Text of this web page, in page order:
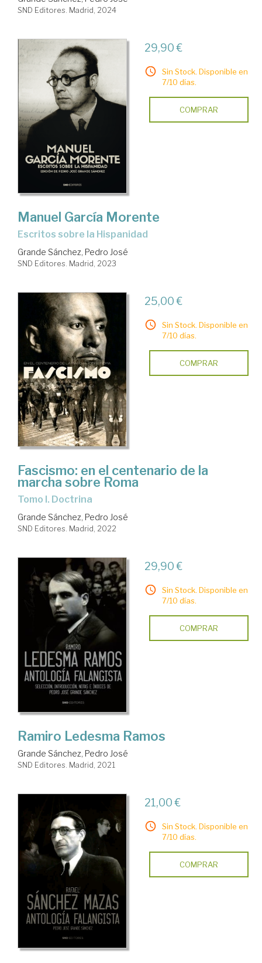
SND Editores. Madrid, 2024
29,90 €
Sin Stock. Disponible en
7/10 días.
COMPRAR
Manuel García Morente
Escritos sobre la Hispanidad
Grande Sánchez, Pedro José
SND Editores. Madrid, 2023
25,00 €
Sin Stock. Disponible en
7/10 días.
COMPRAR
Fascismo: en el centenario de la
marcha sobre Roma
Tomo I. Doctrina
Grande Sánchez, Pedro José
SND Editores. Madrid, 2022
29,90 €
Sin Stock. Disponible en
7/10 días.
COMPRAR
Ramiro Ledesma Ramos
Grande Sánchez, Pedro José
SND Editores. Madrid, 2021
21,00 €
Sin Stock. Disponible en
7/10 días.
COMPRAR